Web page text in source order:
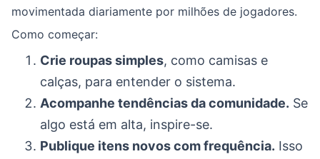
movimentada diariamente por milhões de jogadores.
Como começar:
Crie roupas simples, como camisas e
calças, para entender o sistema.
Acompanhe tendências da comunidade. Se
algo está em alta, inspire-se.
Publique itens novos com frequência. Isso